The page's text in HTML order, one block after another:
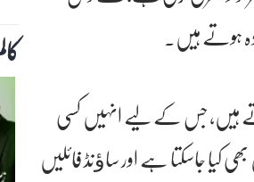
ہوتے ہیں۔
ہیں، جس کے لیے انہیں کسی
کیا جاسکتا ہے اور ساﺅنڈ فائلیں